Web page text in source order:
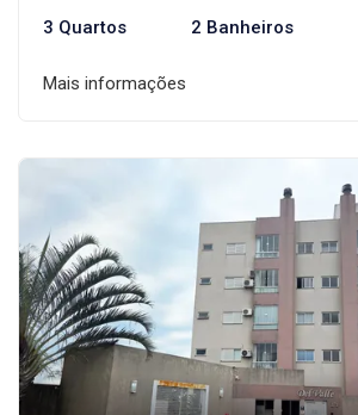
3 Quartos 2 Banheiros
Mais informações